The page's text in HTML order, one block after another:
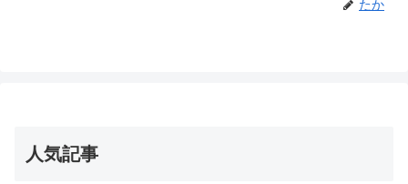
たか
人気記事